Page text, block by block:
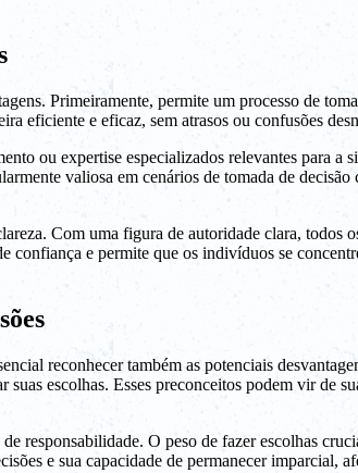
Primeiramente, permite um processo de
eficiente e eficaz, sem atrasos ou confusões
ou expertise especializados relevantes para
valiosa em cenários de tomada de
Com uma figura de autoridade clara,
confiança e permite que os indivíduos se
reconhecer também as potenciais
escolhas. Esses preconceitos podem vir de
responsabilidade. O peso de fazer escolhas
e sua capacidade de permanecer imparcial,